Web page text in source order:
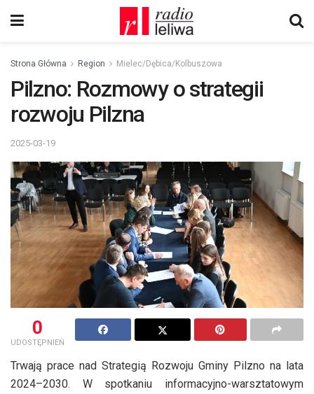
Strona Główna Region Mielec/Dębica/Kolbuszowa
Pilzno: Rozmowy o strategii
rozwoju Pilzna
2025-03-19
0
UDOSTĘPNIEŃ
Trwają prace nad Strategią Rozwoju Gminy Pilzno na lata
2024–2030. W spotkaniu informacyjno-warsztatowym